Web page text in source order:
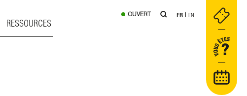
RESSOURCES
OUVERT FR EN